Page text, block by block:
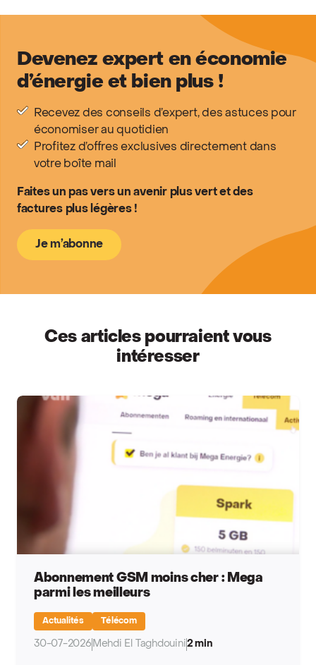
Devenez expert en économie
d’énergie et bien plus !
Recevez des conseils d’expert, des astuces pour
économiser au quotidien
Profitez d’offres exclusives directement dans
votre boîte mail
Faites un pas vers un avenir plus vert et des
factures plus légères !
Je m’abonne
Ces articles pourraient vous
intéresser
Abonnement GSM moins cher : Mega
parmi les meilleurs
Actualités Télécom
30-07-2026 Mehdi El Taghdouini2 min